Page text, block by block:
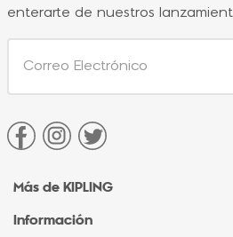
enterarte de nuestros
Más de KIPLING
Acerca de Kipling
Información